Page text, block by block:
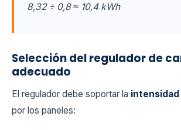
8,32 ÷ 0,8 ≈ 10,4kWh
Selección del regulador de
adecuado
El regulador debe soportar la
por los paneles: